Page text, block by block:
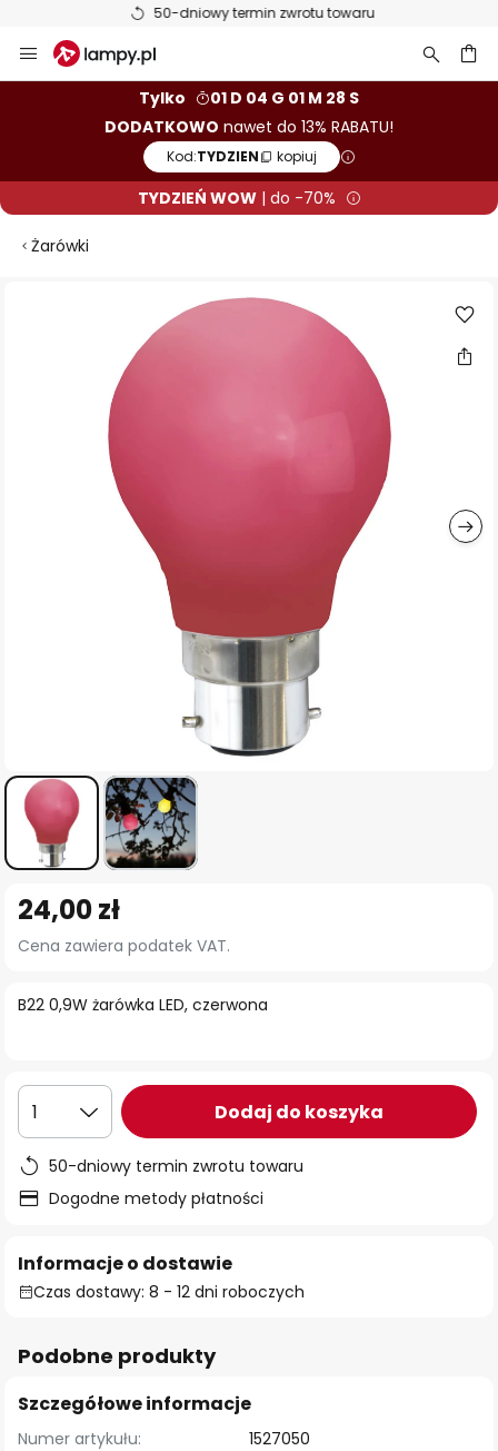
50-dniowy termin zwrotu towaru
Przejdź
do
Tylko
01 D 04 G 01 M 28 S
DODATKOWO nawet do 13% RABATU!
Kod:TYDZIEN kopiuj
TYDZIEŃ WOW| do -70%
Żarówki
na
początek
B22 0,9W żarówka LED, czerwona
24,00 zł
Cena zawiera podatek VAT.
1 Dodaj do koszyka
50-dniowy termin zwrotu towaru
Dogodne metody płatności
Informacje o dostawie
Czas dostawy: 8 - 12 dni roboczych
Podobne produkty
Szczegółowe informacje
Numer artykułu: 1527050